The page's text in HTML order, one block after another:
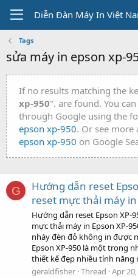
Diễn Đàn Máy In Việt
Tags
sửa máy in epson xp-
If no results matching the
xp-950". are found. You
through Google using the
epson xp-950. Or see more
epson xp-950 on Google
G
Hướng dẫn reset
reset mực thải máy in
Hướng dẫn reset Epson XP-
mực thải máy in Epson XP-
nháy đèn đỏ không in được
Epson XP-950 là một trong
thiết kế đẹp nhiều tính năng
geraldfisher Thread Apr